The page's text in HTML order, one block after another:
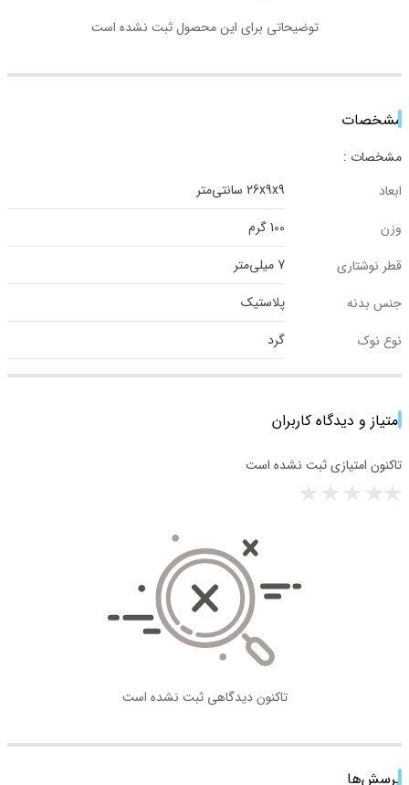
توضیحاتی برای این محصول ثبت نشده است
مشخصات
مشخصات :
ابعاد
26x9x9 سانتی‌متر
وزن
100 گرم
قطر نوشتاری
7 میلی‌متر
جنس بدنه
پلاستیک
نوع نوک
گرد
امتیاز و دیدگاه کاربران
تاکنون امتیازی ثبت نشده است
تاکنون دیدگاهی ثبت نشده است
پرسش‌ها